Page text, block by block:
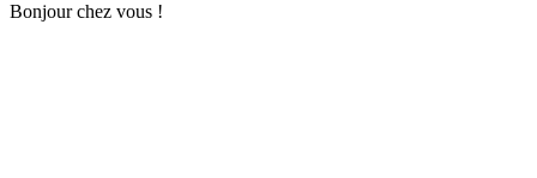
Bonjour chez vous !